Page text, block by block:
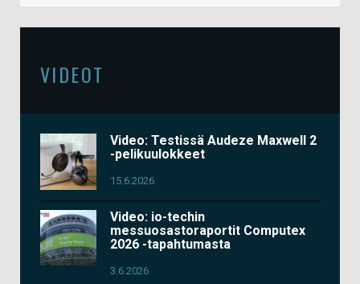
VIDEOT
Video: Testissä Audeze Maxwell 2
-pelikuulokkeet
15.6.2026
Video: io-techin
messuosastoraportit Computex
2026 -tapahtumasta
3.6.2026